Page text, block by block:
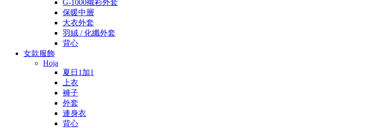
G-1000襯衫外套
保暖中層
大衣外套
羽絨 / 化纖外套
背心
女款服飾
Hoja
夏日1加1
上衣
褲子
外套
連身衣
背心